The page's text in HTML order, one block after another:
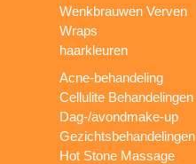
Wenkbrauwen Verven
Wraps
haarkleuren
Acne-behandeling
Cellulite Behandelingen
Dag-/avondmake-up
Gezichtsbehandelingen
Hot Stone Massage